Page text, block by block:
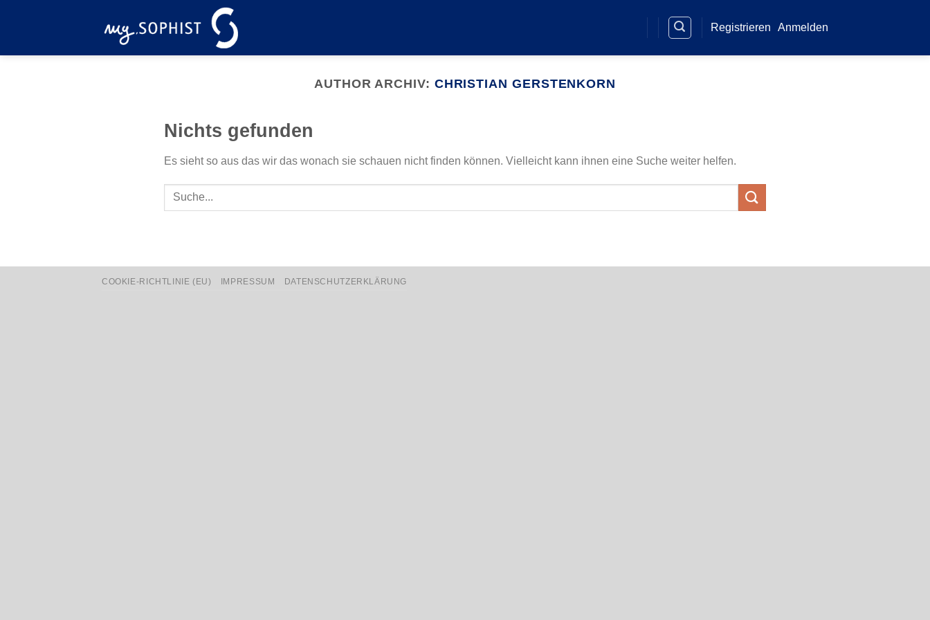
Registrieren Anmelden
AUTHOR ARCHIV: CHRISTIAN GERSTENKORN
Nichts gefunden
Es sieht so aus das wir das wonach sie schauen nicht finden können. Vielleicht kann ihnen eine Suche weiter helfen.
COOKIE-RICHTLINIE (EU) IMPRESSUM DATENSCHUTZERKLÄRUNG